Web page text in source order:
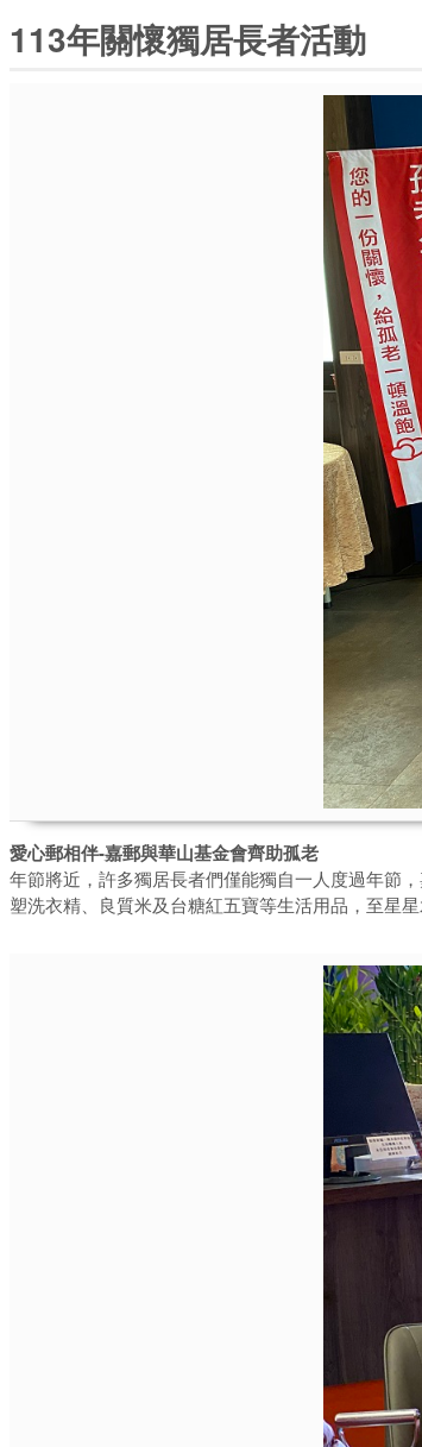
113年關懷獨居長者活動
愛心郵相伴-嘉郵與華山基金會齊助孤老
年節將近，許多獨居長者們僅能獨自一人度過年節
塑洗衣精、良質米及台糖紅五寶等生活用品，至星